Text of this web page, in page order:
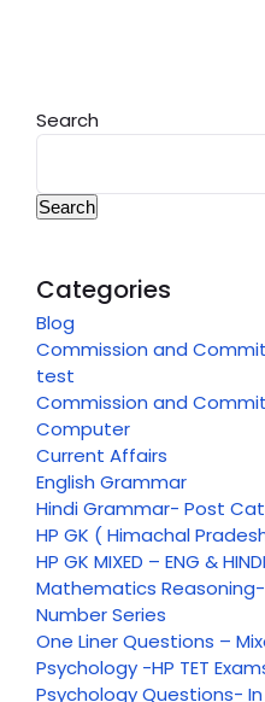
Search
Search
Categories
Blog
Commission and
test
Commission and
Computer
Current Affairs
English Grammar
Hindi Grammar- Post
HP GK ( Himachal
HP GK MIXED – ENG &
Mathematics
Number Series
One Liner Questions –
Psychology -HP TET
Psychology Questions- In